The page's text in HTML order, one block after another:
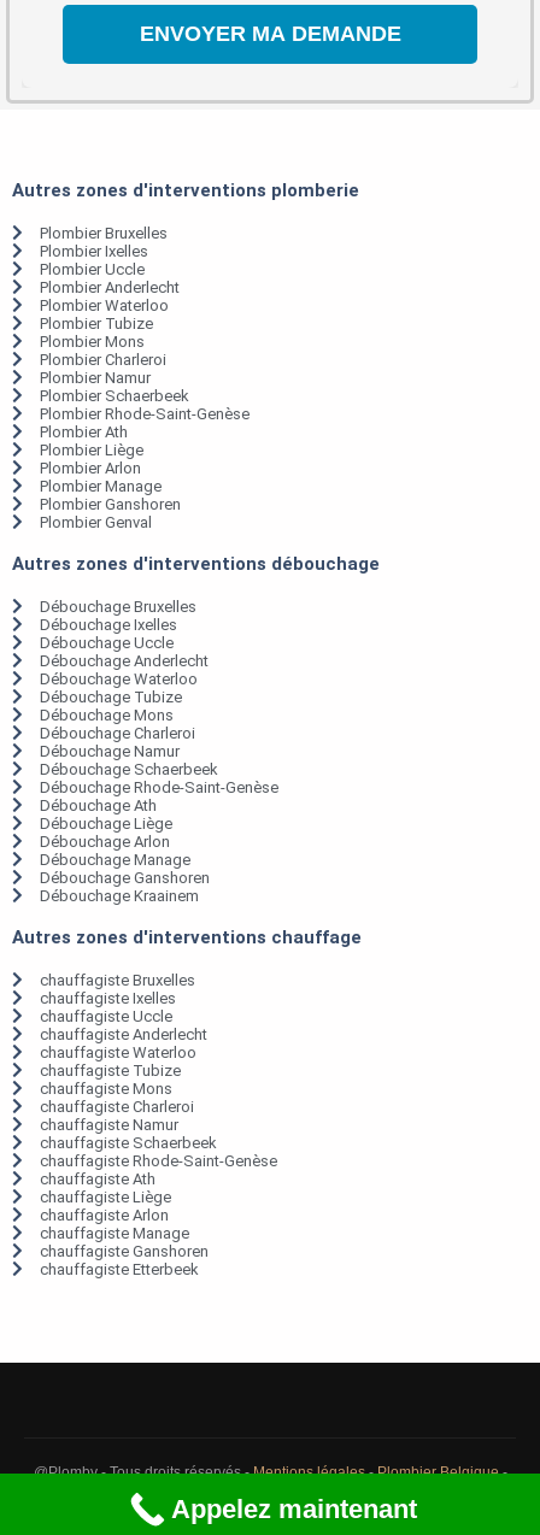
Autres zones d'interventions plomberie
Plombier Bruxelles
Plombier Ixelles
Plombier Uccle
Plombier Anderlecht
Plombier Waterloo
Plombier Tubize
Plombier Mons
Plombier Charleroi
Plombier Namur
Plombier Schaerbeek
Plombier Rhode-Saint-Genèse
Plombier Ath
Plombier Liège
Plombier Arlon
Plombier Manage
Plombier Ganshoren
Plombier Genval
Autres zones d'interventions débouchage
Débouchage Bruxelles
Débouchage Ixelles
Débouchage Uccle
Débouchage Anderlecht
Débouchage Waterloo
Débouchage Tubize
Débouchage Mons
Débouchage Charleroi
Débouchage Namur
Débouchage Schaerbeek
Débouchage Rhode-Saint-Genèse
Débouchage Ath
Débouchage Liège
Débouchage Arlon
Débouchage Manage
Débouchage Ganshoren
Débouchage Kraainem
Autres zones d'interventions chauffage
chauffagiste Bruxelles
chauffagiste Ixelles
chauffagiste Uccle
chauffagiste Anderlecht
chauffagiste Waterloo
chauffagiste Tubize
chauffagiste Mons
chauffagiste Charleroi
chauffagiste Namur
chauffagiste Schaerbeek
chauffagiste Rhode-Saint-Genèse
chauffagiste Ath
chauffagiste Liège
chauffagiste Arlon
chauffagiste Manage
chauffagiste Ganshoren
chauffagiste Etterbeek
@Plomby - Tous droits réservés -Mentions légales-Plombier Belgique-
Débouchage Belgique
Appelez maintenant